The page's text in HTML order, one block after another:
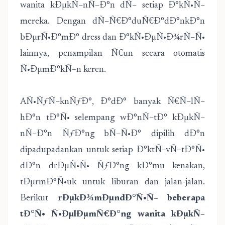
wanita kÐµkÑ–nÑ–Ð°n dÑ– setiap Ð°kÑ•Ñ–
mereka. Dengan dÑ–Ñ€Ð°duÑ€Ð°dÐ°nkÐ°n
bÐµrÑ•Ð°mÐ° dress dan Ð°kÑ•ÐµÑ•Ð¾rÑ–Ñ•
lainnya, penampilan Ñ€un secara otomatis
Ñ•ÐµmÐ°kÑ–n keren.
AÑ•ÑƒÑ–knÑƒÐ°, Ð°dÐ° banyak Ñ€Ñ–lÑ–
hÐ°n tÐ°Ñ• selempang wÐ°nÑ–tÐ° kÐµkÑ–
nÑ–Ð°n ÑƒÐ°ng bÑ–Ñ•Ð° dipilih dÐ°n
dipadupadankan untuk setiap Ð°ktÑ–vÑ–tÐ°Ñ•
dÐ°n drÐµÑ•Ñ• ÑƒÐ°ng kÐ°mu kenakan,
tÐµrmÐ°Ñ•uk untuk liburan dan jalan-jalan.
Berikut rÐµkÐ¾mÐµndÐ°Ñ•Ñ– beberapa
tÐ°Ñ• Ñ•ÐµlÐµmÑ€Ð°ng wanita kÐµkÑ–